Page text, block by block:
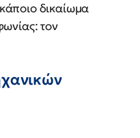
δικαίωμα
τον